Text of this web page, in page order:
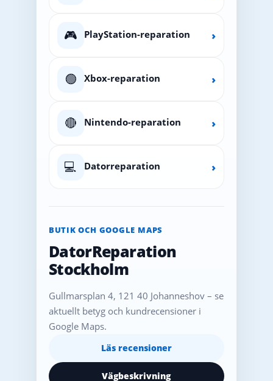
🎮 PlayStation-reparation ›
🟢 Xbox-reparation ›
🔴 Nintendo-reparation ›
💻 Datorreparation ›
BUTIK OCH GOOGLE MAPS
DatorReparation
Stockholm
Gullmarsplan 4, 121 40 Johanneshov – se
aktuellt betyg och kundrecensioner i
Google Maps.
Läs recensioner
Vägbeskrivning